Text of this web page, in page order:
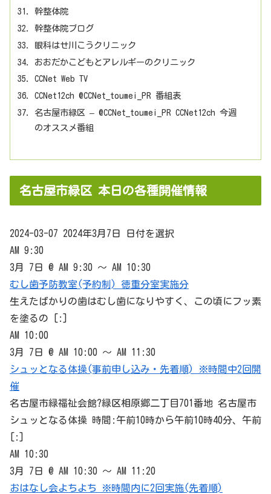
幹整体院
幹整体院ブログ
眼科はせ川こうクリニック
おおだかこどもとアレルギーのクリニック
CCNet Web TV
CCNet12ch @CCNet_toumei_PR 番組表
名古屋市緑区 – @CCNet_toumei_PR CCNet12ch 今週
のオススメ番組
名古屋市緑区 本日の各種開催情報
2024-03-07 2024年3月7日 日付を選択
AM 9:30
3月 7日 @ AM 9:30 ～ AM 10:30
むし歯予防教室(予約制) 徳重分室実施分
生えたばかりの歯はむし歯になりやすく、この頃にフッ素
を塗るの [:]
AM 10:00
3月 7日 @ AM 10:00 ～ AM 11:30
シュッとなる体操(事前申し込み・先着順) ※時間中2回開
催
名古屋市緑福祉会館?緑区相原郷二丁目701番地 名古屋市
シュッとなる体操 時間:午前10時から午前10時40分、午前
[:]
AM 10:30
3月 7日 @ AM 10:30 ～ AM 11:20
おはなし会よちよち ※時間内に2回実施(先着順)